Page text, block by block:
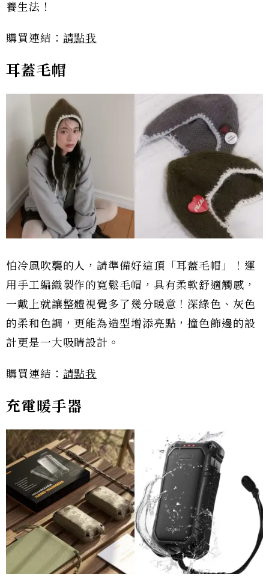
養生法！
購買連結： 請點我
耳蓋毛帽
怕冷風吹襲的人，請準備好這頂「耳蓋毛帽」！運
用手工編織製作的寬鬆毛帽，具有柔軟舒適觸感，
一戴上就讓整體視覺多了幾分暖意！深綠色、灰色
的柔和色調，更能為造型增添亮點，撞色飾邊的設
計更是一大吸睛設計。
購買連結： 請點我
充電暖手器